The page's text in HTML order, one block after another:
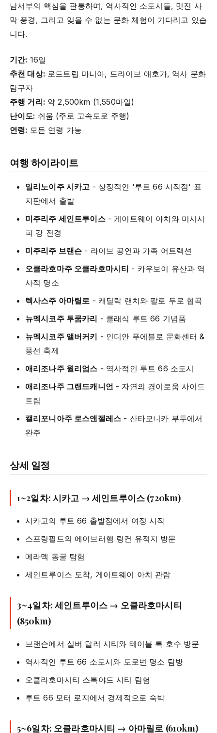
남서부의 핵심을 관통하며, 역사적인 소도시들, 멋진 사
막 풍경, 그리고 잊을 수 없는 문화 체험이 기다리고 있습
니다.
기간: 16일
추천 대상: 로드트립 마니아, 드라이브 애호가, 역사 문화
탐구자
주행 거리: 약 2,500km (1,550마일)
난이도: 쉬움 (주로 고속도로 주행)
연령: 모든 연령 가능
여행 하이라이트
일리노이주 시카고 - 상징적인 '루트 66 시작점' 표
지판에서 출발
미주리주 세인트루이스- 게이트웨이 아치와 미시시
피 강 전경
미주리주 브랜슨 - 라이브 공연과 가족 어트랙션
오클라호마주 오클라호마시티 - 카우보이 유산과 역
사적 명소
텍사스주 아마릴로 - 캐딜락 랜치와 팔로 두로 협곡
뉴멕시코주 투쿰카리 - 클래식 루트 66 기념품
뉴멕시코주 앨버커키 - 인디안 푸에블로 문화센터 &
풍선 축제
애리조나주 윌리엄스 - 역사적인 루트 66 소도시
애리조나주 그랜드캐니언 - 자연의 경이로움 사이드
트립
캘리포니아주 로스앤젤레스 - 산타모니카 부두에서
완주
상세 일정
1~2일차: 시카고 → 세인트루이스 (720km)
시카고의 루트 66 출발점에서 여정 시작
스프링필드의 에이브러햄 링컨 유적지 방문
메라멕 동굴 탐험
세인트루이스 도착, 게이트웨이 아치 관람
3~4일차: 세인트루이스 → 오클라호마시티
(850km)
브랜슨에서 실버 달러 시티와 테이블 록 호수 방문
역사적인 루트 66 소도시와 도로변 명소 탐방
오클라호마시티 스톡야드 시티 탐험
루트 66 모터 로지에서 경제적으로 숙박
5~6일차: 오클라호마시티 → 아마릴로 (610km)